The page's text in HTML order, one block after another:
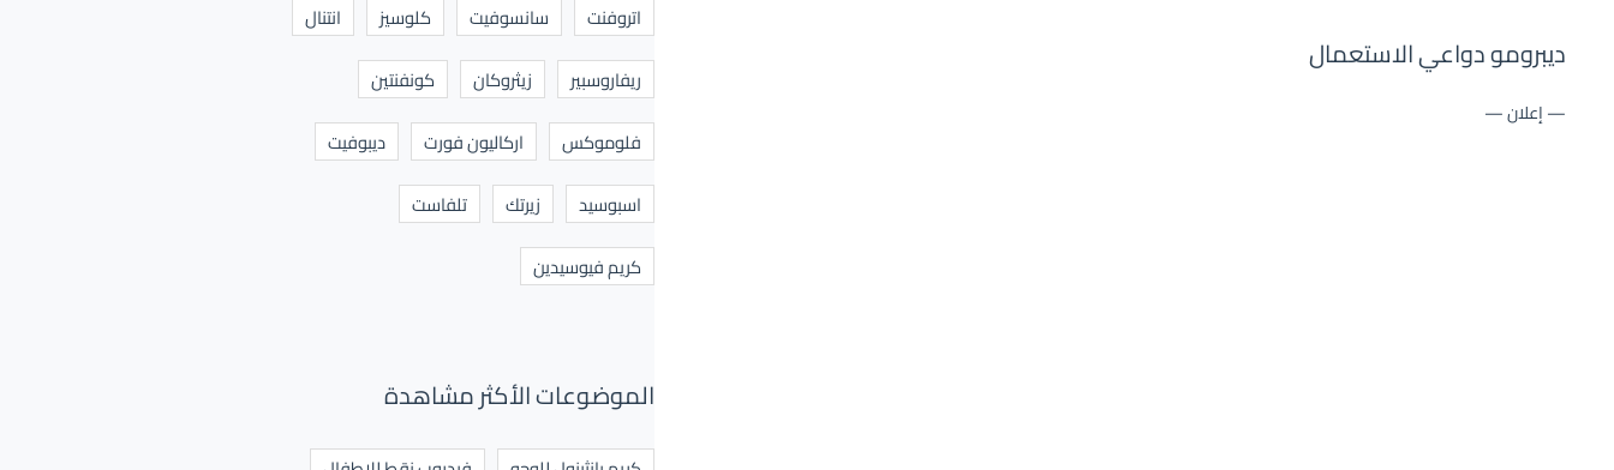
ديبرومو دواعي الاستعمال
— إعلان —
اتروفنت
سانسوفيت كلوسيز
انتنال
ريفاروسبير
زيثروكان
كونفنتين
فلوموكس
اركاليون فورت
ديبوفيت
اسبوسيد
زيرتك
تلفاست
كريم فيوسيدين
الموضوعات الأكثر مشاهدة